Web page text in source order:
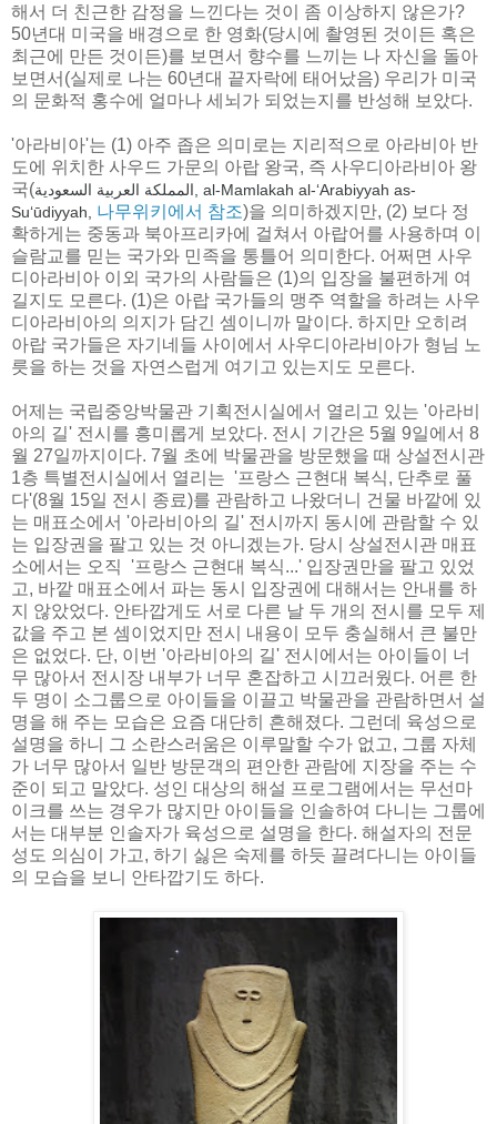
해서 더 친근한 감정을 느낀다는 것이 좀 이상하지 않은가?
50년대 미국을 배경으로 한 영화(당시에 촬영된 것이든 혹은
최근에 만든 것이든)를 보면서 향수를 느끼는 나 자신을 돌아
보면서(실제로 나는 60년대 끝자락에 태어났음) 우리가 미국
의 문화적 홍수에 얼마나 세뇌가 되었는지를 반성해 보았다.
'아라비아'는 (1) 아주 좁은 의미로는 지리적으로 아라비아 반
도에 위치한 사우드 가문의 아랍 왕국, 즉 사우디아라비아 왕
국(المملكة العربية السعودية, al-Mamlakah al-‘Arabiyyah as-
Su‘ūdiyyah, 나무위키에서 참조)을 의미하겠지만, (2) 보다 정
확하게는 중동과 북아프리카에 걸쳐서 아랍어를 사용하며 이
슬람교를 믿는 국가와 민족을 통틀어 의미한다. 어쩌면 사우
디아라비아 이외 국가의 사람들은 (1)의 입장을 불편하게 여
길지도 모른다. (1)은 아랍 국가들의 맹주 역할을 하려는 사우
디아라비아의 의지가 담긴 셈이니까 말이다. 하지만 오히려
아랍 국가들은 자기네들 사이에서 사우디아라비아가 형님 노
릇을 하는 것을 자연스럽게 여기고 있는지도 모른다.
어제는 국립중앙박물관 기획전시실에서 열리고 있는 '아라비
아의 길' 전시를 흥미롭게 보았다. 전시 기간은 5월 9일에서 8
월 27일까지이다. 7월 초에 박물관을 방문했을 때 상설전시관
1층 특별전시실에서 열리는 '프랑스 근현대 복식, 단추로 풀
다'(8월 15일 전시 종료)를 관람하고 나왔더니 건물 바깥에 있
는 매표소에서 '아라비아의 길' 전시까지 동시에 관람할 수 있
는 입장권을 팔고 있는 것 아니겠는가. 당시 상설전시관 매표
소에서는 오직 '프랑스 근현대 복식...' 입장권만을 팔고 있었
고, 바깥 매표소에서 파는 동시 입장권에 대해서는 안내를 하
지 않았었다. 안타깝게도 서로 다른 날 두 개의 전시를 모두 제
값을 주고 본 셈이었지만 전시 내용이 모두 충실해서 큰 불만
은 없었다. 단, 이번 '아라비아의 길' 전시에서는 아이들이 너
무 많아서 전시장 내부가 너무 혼잡하고 시끄러웠다. 어른 한
두 명이 소그룹으로 아이들을 이끌고 박물관을 관람하면서 설
명을 해 주는 모습은 요즘 대단히 흔해졌다. 그런데 육성으로
설명을 하니 그 소란스러움은 이루말할 수가 없고, 그룹 자체
가 너무 많아서 일반 방문객의 편안한 관람에 지장을 주는 수
준이 되고 말았다. 성인 대상의 해설 프로그램에서는 무선마
이크를 쓰는 경우가 많지만 아이들을 인솔하여 다니는 그룹에
서는 대부분 인솔자가 육성으로 설명을 한다. 해설자의 전문
성도 의심이 가고, 하기 싫은 숙제를 하듯 끌려다니는 아이들
의 모습을 보니 안타깝기도 하다.